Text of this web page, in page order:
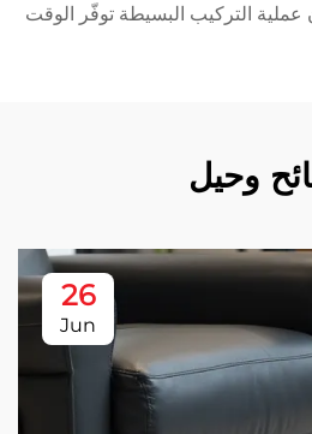
عملية التركيب البسيطة توفّر الوقت
وحيل
26
Jun